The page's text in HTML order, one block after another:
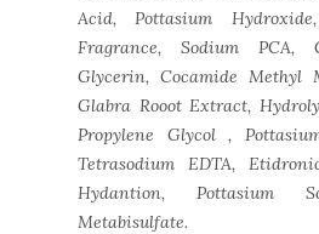
Acid, Pottasium
Fragrance, Sodium PCA,
Glycerin, Cocamide Methyl
Glabra Rooot Extract,
Propylene Glycol ,
Tetrasodium EDTA,
Hydantion, Pottasium
Metabisulfate.